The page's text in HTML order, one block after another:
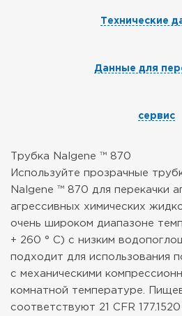
Технические
Данные для
сервис
Трубка Nalgene ™ 870
Используйте прозрачные
Nalgene ™ 870 для перекачки
агрессивных химических
очень широком диапазоне
+ 260 ° C) с низким
подходит для использования
с механическими
комнатной температуре.
соответствуют 21 CFR